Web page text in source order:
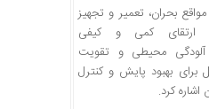
بحران، تعمیر و تجهیز
ارتقای کمی و کیفی
محیطی و تقویت
برای بهبود پایش و کنترل
کرد.